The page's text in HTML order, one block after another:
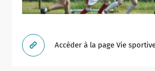
Accéder à la page Vie